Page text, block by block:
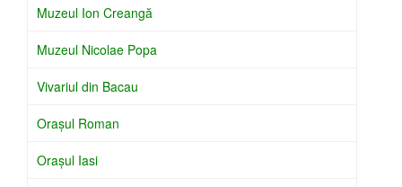
Muzeul Ion Creangă
Muzeul Nicolae Popa
Vivariul din Bacau
Oraşul Roman
Oraşul Iasi